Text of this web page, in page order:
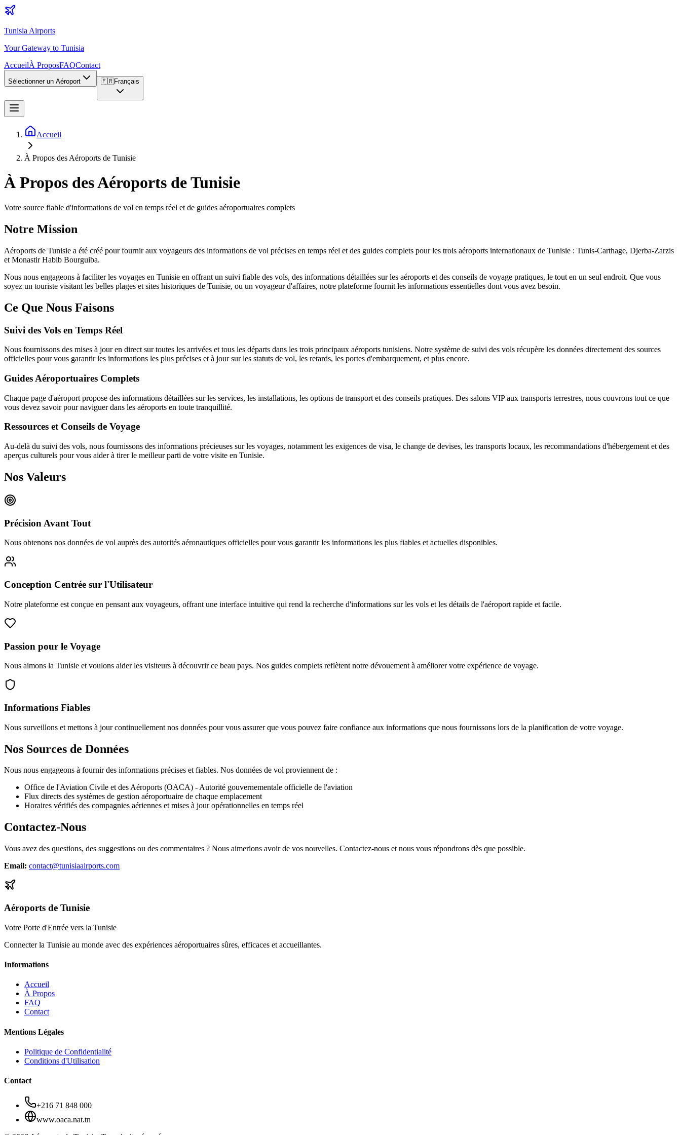
Tunisia Airports
Your Gateway to Tunisia
AccueilÀ ProposFAQContact
Sélectionner un Aéroport 🇫🇷Français
Accueil
À Propos des Aéroports de Tunisie
À Propos des Aéroports de Tunisie
Votre source fiable d'informations de vol en temps réel et de guides aéroportuaires complets
Notre Mission
Aéroports de Tunisie a été créé pour fournir aux voyageurs des informations de vol précises en temps réel et des guides complets pour les trois aéroports internationaux de Tunisie : Tunis-Carthage, Djerba-Zarzis
et Monastir Habib Bourguiba.
Nous nous engageons à faciliter les voyages en Tunisie en offrant un suivi fiable des vols, des informations détaillées sur les aéroports et des conseils de voyage pratiques, le tout en un seul endroit. Que vous
soyez un touriste visitant les belles plages et sites historiques de Tunisie, ou un voyageur d'affaires, notre plateforme fournit les informations essentielles dont vous avez besoin.
Ce Que Nous Faisons
Suivi des Vols en Temps Réel
Nous fournissons des mises à jour en direct sur toutes les arrivées et tous les départs dans les trois principaux aéroports tunisiens. Notre système de suivi des vols récupère les données directement des sources
officielles pour vous garantir les informations les plus précises et à jour sur les statuts de vol, les retards, les portes d'embarquement, et plus encore.
Guides Aéroportuaires Complets
Chaque page d'aéroport propose des informations détaillées sur les services, les installations, les options de transport et des conseils pratiques. Des salons VIP aux transports terrestres, nous couvrons tout ce que
vous devez savoir pour naviguer dans les aéroports en toute tranquillité.
Ressources et Conseils de Voyage
Au-delà du suivi des vols, nous fournissons des informations précieuses sur les voyages, notamment les exigences de visa, le change de devises, les transports locaux, les recommandations d'hébergement et des
aperçus culturels pour vous aider à tirer le meilleur parti de votre visite en Tunisie.
Nos Valeurs
Précision Avant Tout
Nous obtenons nos données de vol auprès des autorités aéronautiques officielles pour vous garantir les informations les plus fiables et actuelles disponibles.
Conception Centrée sur l'Utilisateur
Notre plateforme est conçue en pensant aux voyageurs, offrant une interface intuitive qui rend la recherche d'informations sur les vols et les détails de l'aéroport rapide et facile.
Passion pour le Voyage
Nous aimons la Tunisie et voulons aider les visiteurs à découvrir ce beau pays. Nos guides complets reflètent notre dévouement à améliorer votre expérience de voyage.
Informations Fiables
Nous surveillons et mettons à jour continuellement nos données pour vous assurer que vous pouvez faire confiance aux informations que nous fournissons lors de la planification de votre voyage.
Nos Sources de Données
Nous nous engageons à fournir des informations précises et fiables. Nos données de vol proviennent de :
Office de l'Aviation Civile et des Aéroports (OACA) - Autorité gouvernementale officielle de l'aviation
Flux directs des systèmes de gestion aéroportuaire de chaque emplacement
Horaires vérifiés des compagnies aériennes et mises à jour opérationnelles en temps réel
Contactez-Nous
Vous avez des questions, des suggestions ou des commentaires ? Nous aimerions avoir de vos nouvelles. Contactez-nous et nous vous répondrons dès que possible.
Email: contact@tunisiaairports.com
Aéroports de Tunisie
Votre Porte d'Entrée vers la Tunisie
Connecter la Tunisie au monde avec des expériences aéroportuaires sûres, efficaces et accueillantes.
Informations
Accueil
À Propos
FAQ
Contact
Mentions Légales
Politique de Confidentialité
Conditions d'Utilisation
Contact
+216 71 848 000
www.oaca.nat.tn